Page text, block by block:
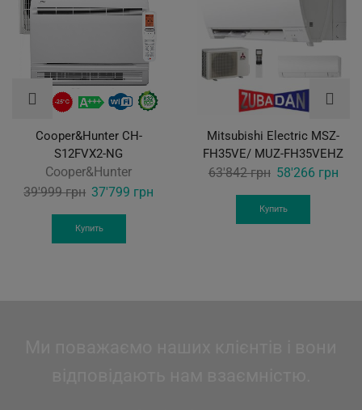
Cooper&Hunter CH-
S12FVX2-NG
Cooper&Hunter
39'999грн Original
was:
37'799 грн
Купить
Mitsubishi Electric MSZ-
FH35VE/ MUZ-FH35VEHZ
63'842грн Original
was:
58'266 грн
Купить